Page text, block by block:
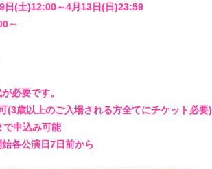
日(土)12:00～4月13日(日)23:59
～
必要です。
(3歳以上のご入場される方全てにチケット必要)
申込み可能
各公演日7日前から